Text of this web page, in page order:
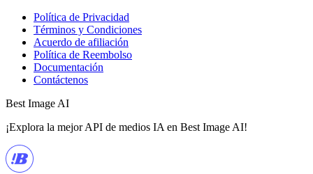
Política de Privacidad
Términos y Condiciones
Acuerdo de afiliación
Política de Reembolso
Documentación
Contáctenos
Best Image AI
¡Explora la mejor API de medios IA en Best Image AI!